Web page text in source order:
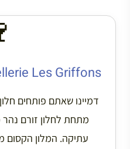
Les Griffons
מתחת לחלון זורם
עתיקה. המלון הקסום